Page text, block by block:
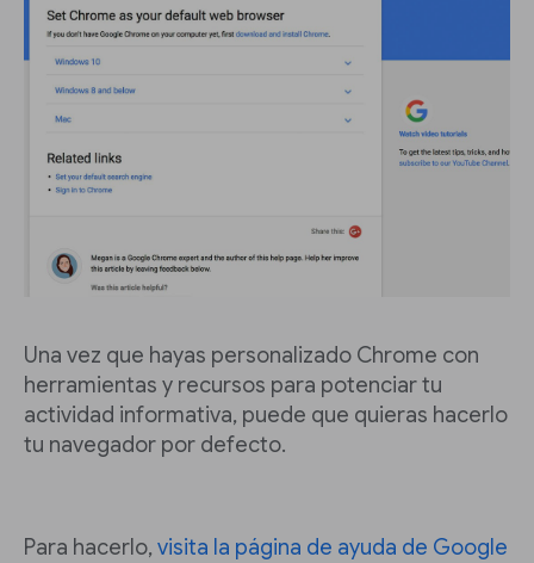
Una vez que hayas personalizado Chrome con
herramientas y recursos para potenciar tu
actividad informativa, puede que quieras hacerlo
tu navegador por defecto.
Para hacerlo,visita la página de ayuda de Google